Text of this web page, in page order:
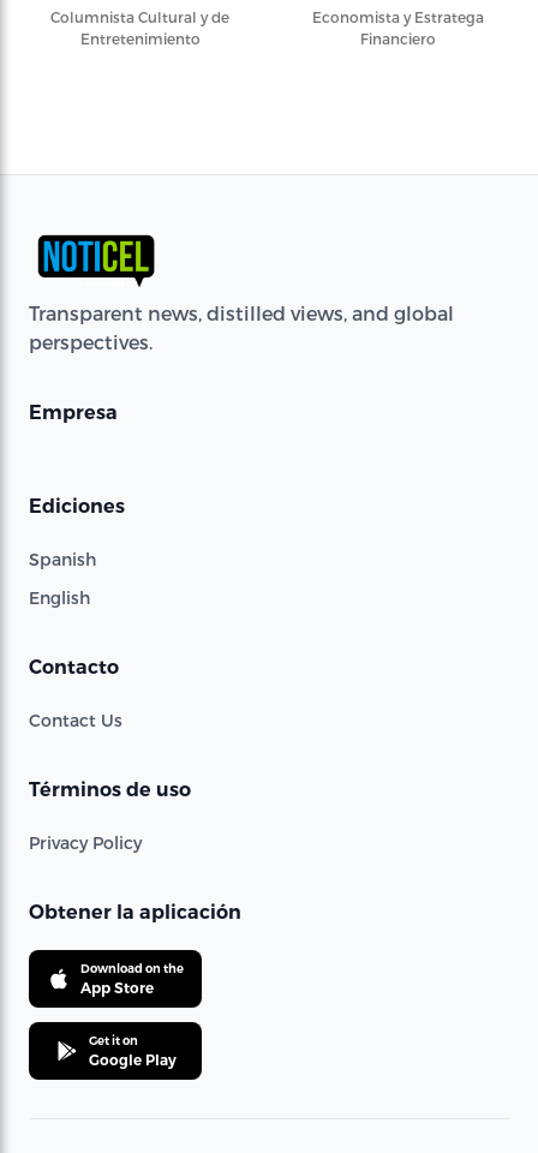
Columnista Cultural y de
Entretenimiento
Economista y Estratega
Financiero
Transparent news, distilled views, and global
perspectives.
Empresa
Ediciones
Spanish
English
Contacto
Contact Us
Términos de uso
Privacy Policy
Obtener la aplicación
Download on the
App Store
Get it on
Google Play